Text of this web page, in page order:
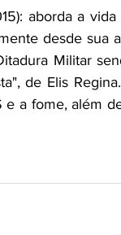
aborda a
desde sua
Militar
de Elis
a fome, além